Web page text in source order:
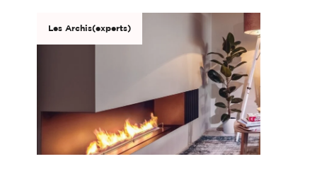
Les Archis(experts)